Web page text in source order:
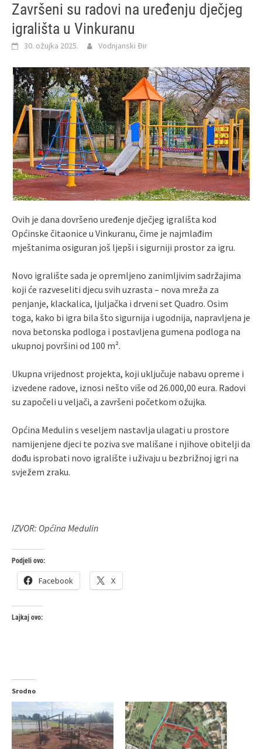
Završeni su radovi na uređenju dječjeg
igrališta u Vinkuranu
30. ožujka 2025. Vodnjanski Đir
Ovih je dana dovršeno uređenje dječjeg igrališta kod
Općinske čitaonice u Vinkuranu, čime je najmlađim
mještanima osiguran još ljepši i sigurniji prostor za igru.
Novo igralište sada je opremljeno zanimljivim sadržajima
koji će razveseliti djecu svih uzrasta – nova mreža za
penjanje, klackalica, ljuljačka i drveni set Quadro. Osim
toga, kako bi igra bila što sigurnija i ugodnija, napravljena je
nova betonska podloga i postavljena gumena podloga na
ukupnoj površini od 100 m².
Ukupna vrijednost projekta, koji uključuje nabavu opreme i
izvedene radove, iznosi nešto više od 26.000,00 eura. Radovi
su započeli u veljači, a završeni početkom ožujka.
Općina Medulin s veseljem nastavlja ulagati u prostore
namijenjene djeci te poziva sve mališane i njihove obitelji da
dođu isprobati novo igralište i uživaju u bezbrižnoj igri na
svježem zraku.
IZVOR: Općina Medulin
Podjeli ovo:
Facebook X
Lajkaj ovo:
Srodno